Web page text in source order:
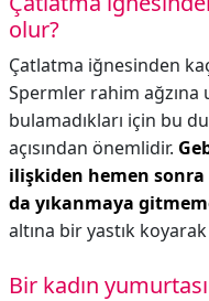
olur?
Çatlatma iğnesinden
Spermler rahim ağzına
bulamadıkları için bu
açısından önemlidir.
ilişkiden hemen
da yıkanmaya
altına bir yastık
Bir kadın